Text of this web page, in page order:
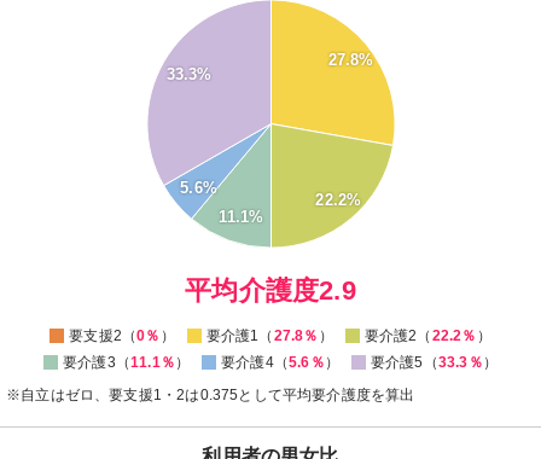
27.8%
22.2%
11.1%
5.6%
33.3%
0
平均介護度2.9
要支援2（0％ ） 要介護1（ 27.8％ ） 要介護2（ 22.2％ ）
要介護3（11.1％ ） 要介護4（5.6％ ） 要介護5（33.3％ ）
※自立はゼロ、要支援1・2は0.375として平均要介護度を算出